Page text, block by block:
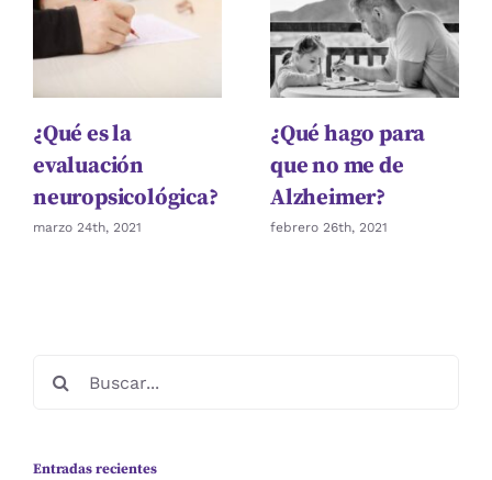
¿Qué es la
evaluación
neuropsicológica?
marzo 24th, 2021
¿Qué hago para
que no me de
Alzheimer?
febrero 26th, 2021
Entradas recientes